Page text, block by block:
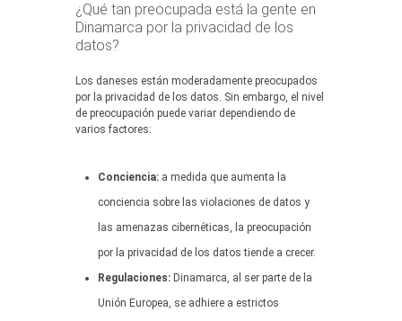
¿Qué tan preocupada está la gente en
Dinamarca por la privacidad de los
datos?
Los daneses están moderadamente preocupados
por la privacidad de los datos. Sin embargo, el nivel
de preocupación puede variar dependiendo de
varios factores:
Conciencia: a medida que aumenta la
conciencia sobre las violaciones de datos y
las amenazas cibernéticas, la preocupación
por la privacidad de los datos tiende a crecer.
Regulaciones: Dinamarca, al ser parte de la
Unión Europea, se adhiere a estrictos